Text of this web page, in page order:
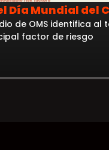
Día Mundial del
de OMS identifica al
factor de riesgo